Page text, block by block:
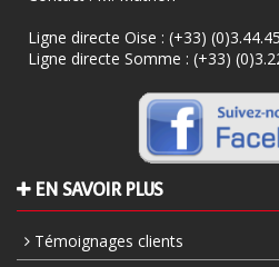
Ligne directe Oise : (+33)
Ligne directe Somme : (+33)
EN SAVOIR PLUS
Témoignages clients